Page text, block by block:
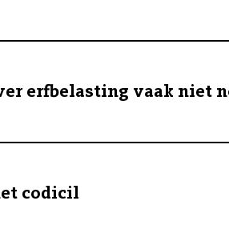
erfbelasting vaak niet
codicil